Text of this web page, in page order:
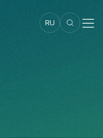
RU